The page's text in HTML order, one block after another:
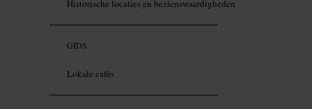
Historische locaties en bezienswaardigheden
GIDS
Lokale cafés